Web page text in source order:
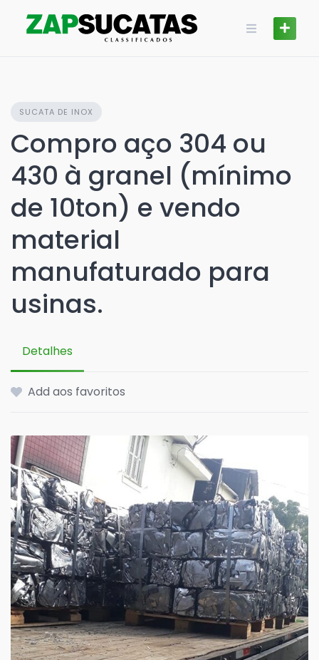
SUCATA DE INOX
Compro aço 304 ou
430 à granel (mínimo
de 10ton) e vendo
material
manufaturado para
usinas.
Detalhes
Add aos favoritos